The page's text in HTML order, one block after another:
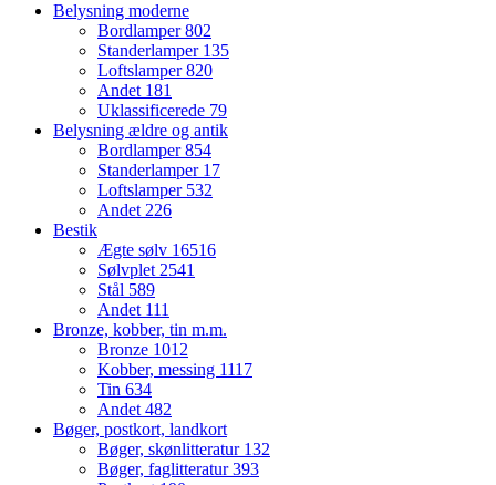
Belysning moderne
Bordlamper802
Standerlamper 135
Loftslamper820
Andet 181
Uklassificerede 79
Belysning ældre og antik
Bordlamper854
Standerlamper 17
Loftslamper 532
Andet226
Bestik
Ægte sølv 16516
Sølvplet2541
Stål 589
Andet 111
Bronze, kobber, tin m.m.
Bronze 1012
Kobber, messing 1117
Tin 634
Andet482
Bøger, postkort, landkort
Bøger, skønlitteratur 132
Bøger, faglitteratur393